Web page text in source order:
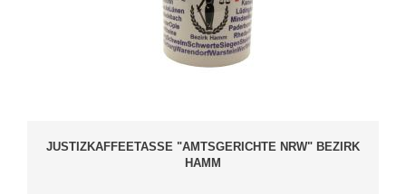
JUSTIZKAFFEETASSE "AMTSGERICHTE NRW" BEZIRK
HAMM